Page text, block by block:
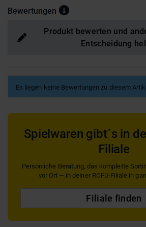
Bewertungen
Produkt bewerten und
Entscheidung
Es liegen keine Bewertungen zu diesem
Spielwaren gibt´s in
Filiale
Persönliche Beratung, das komplette
vor Ort — in deiner ROFU-Filiale in
Filiale finden